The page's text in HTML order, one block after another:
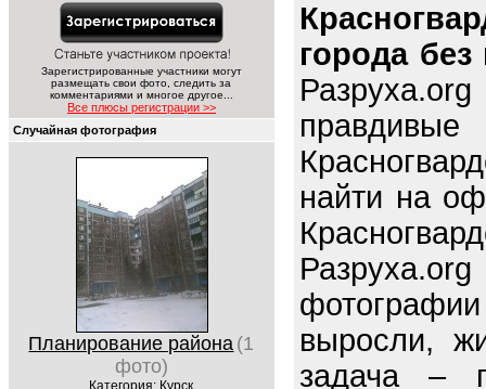
Зарегистрированные участники могут
размещать свои фото, следить за
комментариями и многое другое...
Все плюсы регистрации >>
Случайная фотография
Планирование района (1
фото)
Категория: Курск
города
найти на
выросли,
задача –